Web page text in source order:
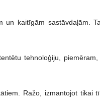
un kaitīgām sastāvdaļām.
tehnoloģiju, piemēram,
Ražo, izmantojot tikai